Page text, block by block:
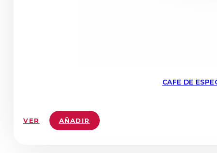
CAFE DE
VER AÑADIR